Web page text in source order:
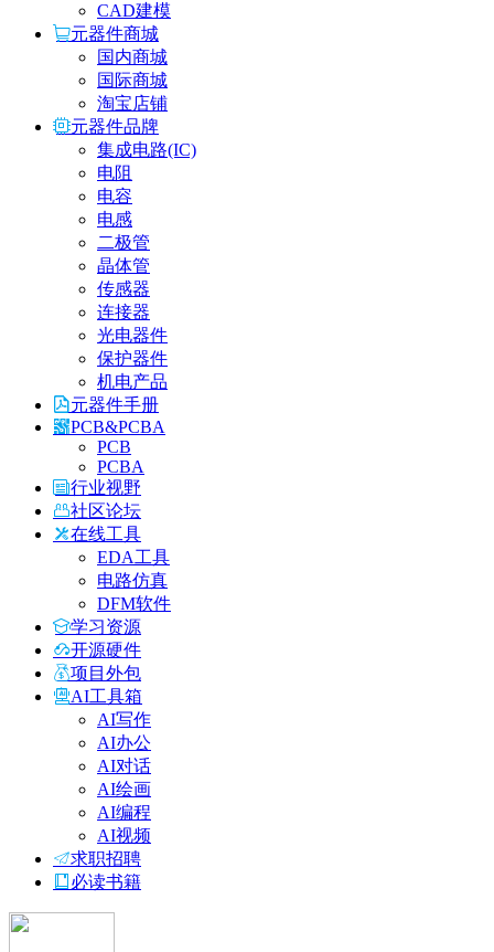
CAD建模
元器件商城
国内商城
国际商城
淘宝店铺
元器件品牌
集成电路(IC)
电阻
电容
电感
二极管
晶体管
传感器
连接器
光电器件
保护器件
机电产品
元器件手册
PCB&PCBA
PCB
PCBA
行业视野
社区论坛
在线工具
EDA工具
电路仿真
DFM软件
学习资源
开源硬件
项目外包
AI工具箱
AI写作
AI办公
AI对话
AI绘画
AI编程
AI视频
求职招聘
必读书籍